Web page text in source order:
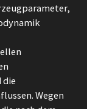
die
Wegen